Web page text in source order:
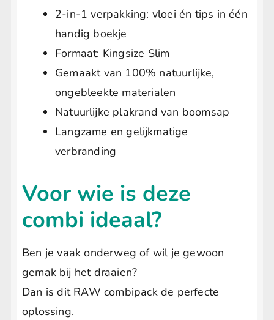
2-in-1 verpakking: vloei én tips in één
handig boekje
Formaat: Kingsize Slim
Gemaakt van 100% natuurlijke,
ongebleekte materialen
Natuurlijke plakrand van boomsap
Langzame en gelijkmatige
verbranding
Voor wie is deze
combi ideaal?
Ben je vaak onderweg of wil je gewoon
gemak bij het draaien?
Dan is dit RAW combipack de perfecte
oplossing.